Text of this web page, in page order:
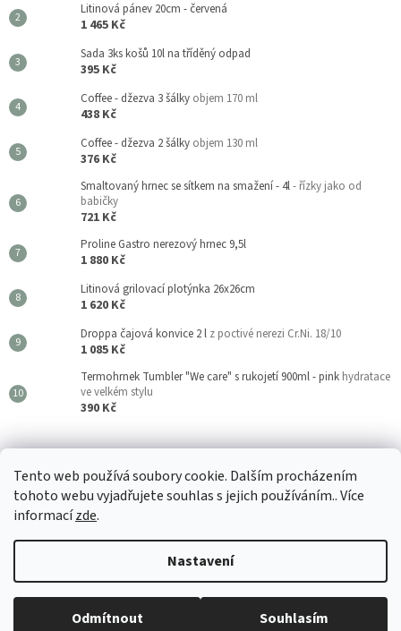
Tento web používá soubory cookie. Dalším procházením
tohoto webu vyjadřujete souhlas s jejich používáním.. Více
informacízde.
Nastavení
Odmítnout Souhlasím
🚚 Odesíláme do 24 hodin 📦 Vše 100% skladem v našem velkoobchodu
🛡️ Záruka spokojenosti a osobní přístup 📦 Přímý dovozce & velkoobchod
Litinová pánev 20cm - červená
1 465 Kč
Sada 3ks košů 10l na tříděný odpad
395 Kč
Coffee - džezva 3 šálky objem 170 ml
438 Kč
Coffee - džezva 2 šálky objem 130 ml
376 Kč
Smaltovaný hrnec se sítkem na smažení - 4l- řízky jako od
babičky
721 Kč
Proline Gastro nerezový hrnec 9,5l
1 880 Kč
Litinová grilovací plotýnka 26x26cm
1 620 Kč
Droppa čajová konvice 2 l z poctivé nerezi Cr.Ni. 18/10
1 085 Kč
Termohrnek Tumbler "We care" s rukojetí 900ml - pink hydratace
ve velkém stylu
390 Kč
Copyright 2026Kouzla Kuchyně. Všechna práva vyhrazena.Upravit